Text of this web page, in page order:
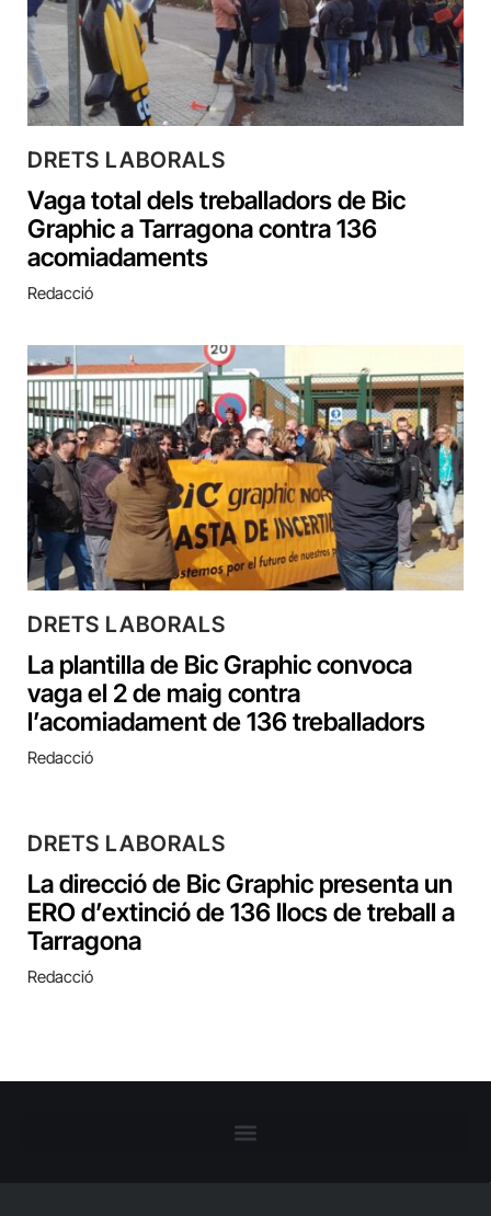
DRETS LABORALS
Vaga total dels treballadors de Bic
Graphic a Tarragona contra 136
acomiadaments
Redacció
DRETS LABORALS
La plantilla de Bic Graphic convoca
vaga el 2 de maig contra
l’acomiadament de 136 treballadors
Redacció
DRETS LABORALS
La direcció de Bic Graphic presenta un
ERO d’extinció de 136 llocs de treball a
Tarragona
Redacció